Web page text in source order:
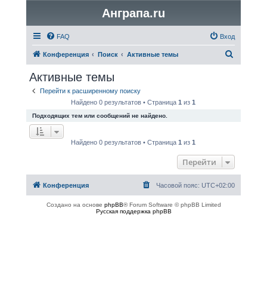
Анграпа.ru
FAQ Вход
Конференция Поиск Активные темы
Активные темы
Перейти к расширенному поиску
Найдено 0 результатов • Страница1 из1
Подходящих тем или сообщений не найдено.
Найдено 0 результатов • Страница1 из1
Перейти
Конференция Часовой пояс: UTC+02:00
Создано на основе phpBB® Forum Software © phpBB Limited
Русская поддержка phpBB